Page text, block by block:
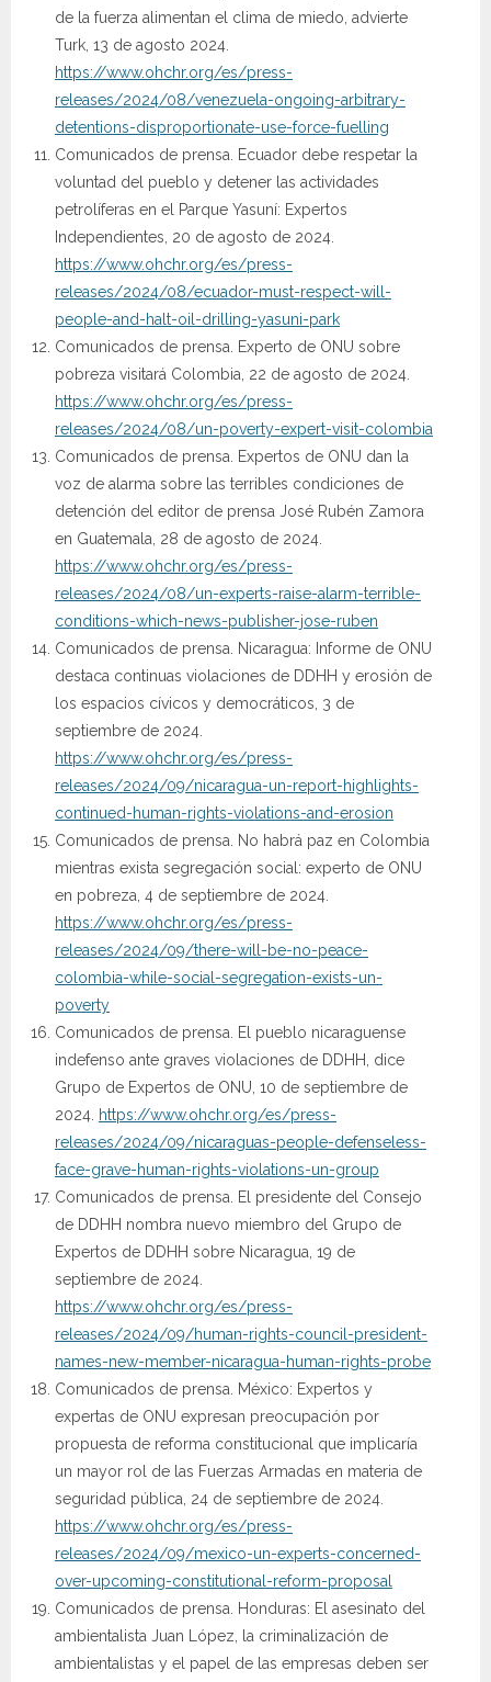
de la fuerza alimentan el clima de miedo, advierte
Turk, 13 de agosto 2024.
https://www.ohchr.org/es/press-
releases/2024/08/venezuela-ongoing-arbitrary-
detentions-disproportionate-use-force-fuelling
Comunicados de prensa. Ecuador debe respetar la
voluntad del pueblo y detener las actividades
petrolíferas en el Parque Yasuní: Expertos
Independientes, 20 de agosto de 2024.
https://www.ohchr.org/es/press-
releases/2024/08/ecuador-must-respect-will-
people-and-halt-oil-drilling-yasuni-park
Comunicados de prensa. Experto de ONU sobre
pobreza visitará Colombia, 22 de agosto de 2024.
https://www.ohchr.org/es/press-
releases/2024/08/un-poverty-expert-visit-colombia
Comunicados de prensa. Expertos de ONU dan la
voz de alarma sobre las terribles condiciones de
detención del editor de prensa José Rubén Zamora
en Guatemala, 28 de agosto de 2024.
https://www.ohchr.org/es/press-
releases/2024/08/un-experts-raise-alarm-terrible-
conditions-which-news-publisher-jose-ruben
Comunicados de prensa. Nicaragua: Informe de ONU
destaca continuas violaciones de DDHH y erosión de
los espacios cívicos y democráticos, 3 de
septiembre de 2024.
https://www.ohchr.org/es/press-
releases/2024/09/nicaragua-un-report-highlights-
continued-human-rights-violations-and-erosion
Comunicados de prensa. No habrá paz en Colombia
mientras exista segregación social: experto de ONU
en pobreza, 4 de septiembre de 2024.
https://www.ohchr.org/es/press-
releases/2024/09/there-will-be-no-peace-
colombia-while-social-segregation-exists-un-
poverty
Comunicados de prensa. El pueblo nicaraguense
indefenso ante graves violaciones de DDHH, dice
Grupo de Expertos de ONU, 10 de septiembre de
2024. https://www.ohchr.org/es/press-
releases/2024/09/nicaraguas-people-defenseless-
face-grave-human-rights-violations-un-group
Comunicados de prensa. El presidente del Consejo
de DDHH nombra nuevo miembro del Grupo de
Expertos de DDHH sobre Nicaragua, 19 de
septiembre de 2024.
https://www.ohchr.org/es/press-
releases/2024/09/human-rights-council-president-
names-new-member-nicaragua-human-rights-probe
Comunicados de prensa. México: Expertos y
expertas de ONU expresan preocupación por
propuesta de reforma constitucional que implicaría
un mayor rol de las Fuerzas Armadas en materia de
seguridad pública, 24 de septiembre de 2024.
https://www.ohchr.org/es/press-
releases/2024/09/mexico-un-experts-concerned-
over-upcoming-constitutional-reform-proposal
Comunicados de prensa. Honduras: El asesinato del
ambientalista Juan López, la criminalización de
ambientalistas y el papel de las empresas deben ser